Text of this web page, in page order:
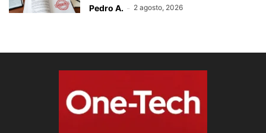
Pedro A. - 2 agosto, 2026